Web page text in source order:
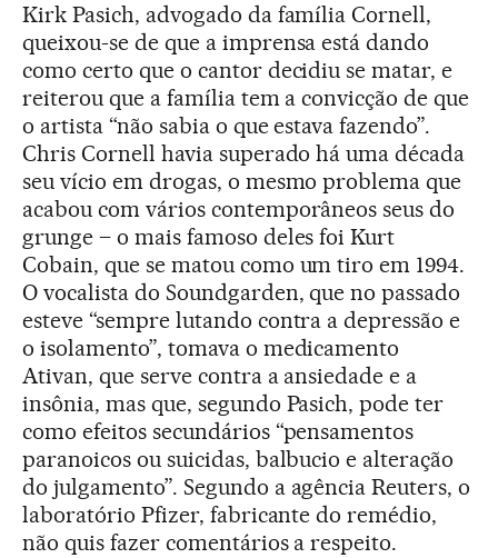
Kirk Pasich, advogado da família Cornell,
queixou-se de que a imprensa está dando
como certo que o cantor decidiu se matar, e
reiterou que a família tem a convicção de que
o artista “não sabia o que estava fazendo”.
Chris Cornell havia superado há uma década
seu vício em drogas, o mesmo problema que
acabou com vários contemporâneos seus do
grunge – o mais famoso deles foi Kurt
Cobain, que se matou como um tiro em 1994.
O vocalista do Soundgarden, que no passado
esteve “sempre lutando contra a depressão e
o isolamento”, tomava o medicamento
Ativan, que serve contra a ansiedade e a
insônia, mas que, segundo Pasich, pode ter
como efeitos secundários “pensamentos
paranoicos ou suicidas, balbucio e alteração
do julgamento”. Segundo a agência Reuters, o
laboratório Pfizer, fabricante do remédio,
não quis fazer comentários a respeito.